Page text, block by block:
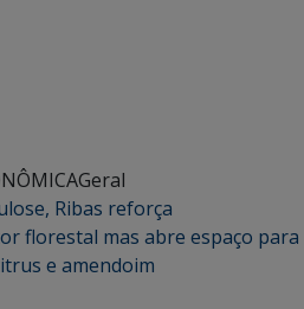
Geral
Ribas reforça
florestal mas abre espaço para
e amendoim